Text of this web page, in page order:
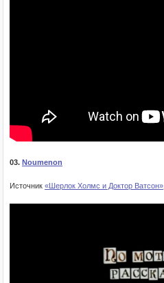
03. Noumenon
Источник «Шерлок Холмс и Доктор Ватсон»